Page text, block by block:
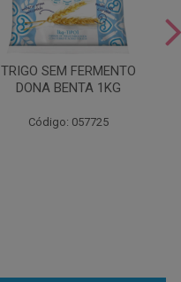
TRIGO SEM FERMENTO
DONA BENTA 1KG
Código: 057725